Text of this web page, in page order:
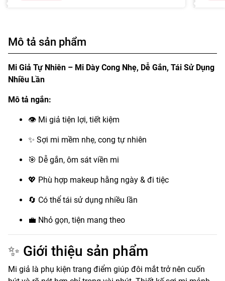
Mô tả sản phẩm
Mi Giả Tự Nhiên – Mi Dày Cong Nhẹ, Dễ Gắn, Tái Sử Dụng
Nhiều Lần
Mô tả ngắn:
👁 Mi giả tiện lợi, tiết kiệm
✨ Sợi mi mềm nhẹ, cong tự nhiên
🎯 Dễ gắn, ôm sát viền mi
💖 Phù hợp makeup hằng ngày & đi tiệc
🔄 Có thể tái sử dụng nhiều lần
💼 Nhỏ gọn, tiện mang theo
✨ Giới thiệu sản phẩm
Mi giả là phụ kiện trang điểm giúp đôi mắt trở nên cuốn